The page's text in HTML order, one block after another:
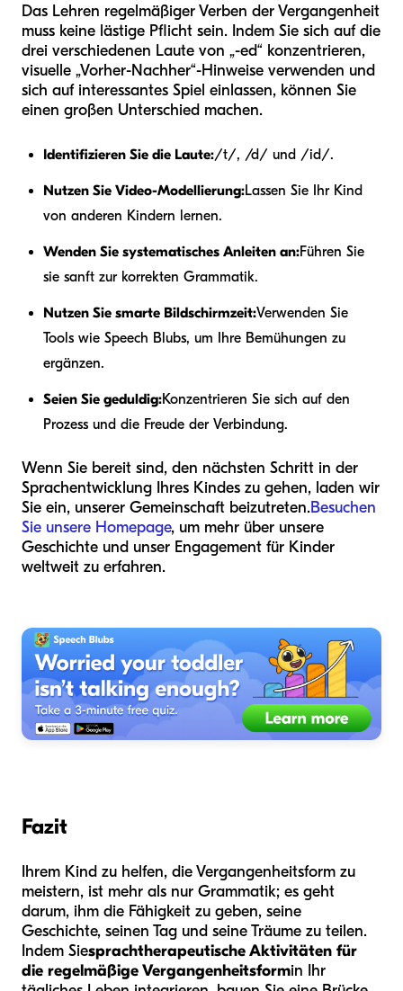
Das Lehren regelmäßiger Verben der Vergangenheit
muss keine lästige Pflicht sein. Indem Sie sich auf die
drei verschiedenen Laute von „-ed“ konzentrieren,
visuelle „Vorher-Nachher“-Hinweise verwenden und
sich auf interessantes Spiel einlassen, können Sie
einen großen Unterschied machen.
Identifizieren Sie die Laute:/t/, /d/ und /id/.
Nutzen Sie Video-Modellierung:Lassen Sie Ihr Kind
von anderen Kindern lernen.
Wenden Sie systematisches Anleiten an:Führen Sie
sie sanft zur korrekten Grammatik.
Nutzen Sie smarte Bildschirmzeit:Verwenden Sie
Tools wie Speech Blubs, um Ihre Bemühungen zu
ergänzen.
Seien Sie geduldig:Konzentrieren Sie sich auf den
Prozess und die Freude der Verbindung.
Wenn Sie bereit sind, den nächsten Schritt in der
Sprachentwicklung Ihres Kindes zu gehen, laden wir
Sie ein, unserer Gemeinschaft beizutreten.Besuchen
Sie unsere Homepage, um mehr über unsere
Geschichte und unser Engagement für Kinder
weltweit zu erfahren.
Fazit
Ihrem Kind zu helfen, die Vergangenheitsform zu
meistern, ist mehr als nur Grammatik; es geht
darum, ihm die Fähigkeit zu geben, seine
Geschichte, seinen Tag und seine Träume zu teilen.
Indem Siesprachtherapeutische Aktivitäten für
die regelmäßige Vergangenheitsformin Ihr